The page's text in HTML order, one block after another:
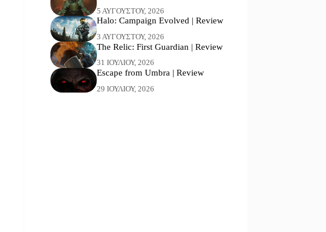
5 ΑΥΓΟΎΣΤΟΥ, 2026
Halo: Campaign Evolved | Review
3 ΑΥΓΟΎΣΤΟΥ, 2026
The Relic: First Guardian | Review
31 ΙΟΥΛΊΟΥ, 2026
Escape from Umbra | Review
29 ΙΟΥΛΊΟΥ, 2026